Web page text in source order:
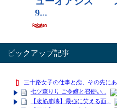
ピックアップ記事